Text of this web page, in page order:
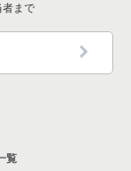
一覧
却物件の案件
一覧
物件の案件一
の案件一覧
売却物件の案
まで
覧